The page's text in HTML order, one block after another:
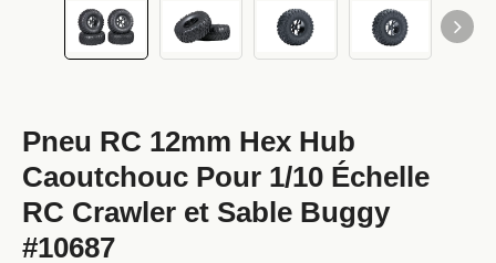
Pneu RC 12mm Hex Hub
Caoutchouc Pour 1/10 Échelle
RC Crawler et Sable Buggy
#10687